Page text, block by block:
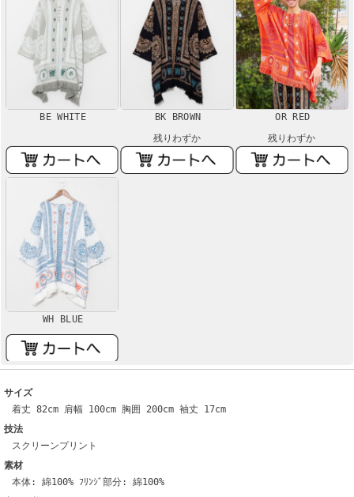
BE WHITE
BK BROWN
残りわずか
OR RED
残りわずか
WH BLUE
サイズ
着丈 82cm 肩幅 100cm 胸囲 200cm 袖丈 17cm
技法
スクリーンプリント
素材
本体: 綿100% ﾌﾘﾝｼﾞ部分: 綿100%